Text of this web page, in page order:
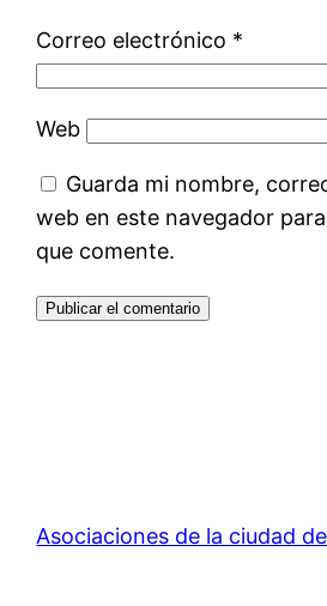
Correo electrónico *
Web
Guarda mi nombre,
web en este navegador
que comente.
Asociaciones de la ciudad